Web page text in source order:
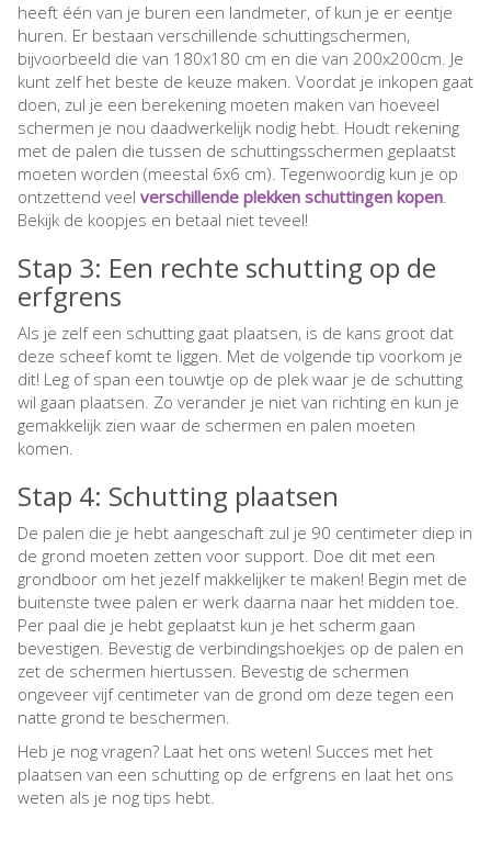
heeft één van je buren een landmeter, of kun je er eentje
huren. Er bestaan verschillende schuttingschermen,
bijvoorbeeld die van 180x180 cm en die van 200x200cm. Je
kunt zelf het beste de keuze maken. Voordat je inkopen gaat
doen, zul je een berekening moeten maken van hoeveel
schermen je nou daadwerkelijk nodig hebt. Houdt rekening
met de palen die tussen de schuttingsschermen geplaatst
moeten worden (meestal 6x6 cm). Tegenwoordig kun je op
ontzettend veel verschillende plekken schuttingen kopen
Bekijk de koopjes en betaal niet teveel!
Stap 3: Een rechte schutting op de
erfgrens
Als je zelf een schutting gaat plaatsen, is de kans groot dat
deze scheef komt te liggen. Met de volgende tip voorkom je
dit! Leg of span een touwtje op de plek waar je de schutting
wil gaan plaatsen. Zo verander je niet van richting en kun je
gemakkelijk zien waar de schermen en palen moeten
komen.
Stap 4: Schutting plaatsen
De palen die je hebt aangeschaft zul je 90 centimeter diep in
de grond moeten zetten voor support. Doe dit met een
grondboor om het jezelf makkelijker te maken! Begin met de
buitenste twee palen er werk daarna naar het midden toe.
Per paal die je hebt geplaatst kun je het scherm gaan
bevestigen. Bevestig de verbindingshoekjes op de palen en
zet de schermen hiertussen. Bevestig de schermen
ongeveer vijf centimeter van de grond om deze tegen een
natte grond te beschermen.
Heb je nog vragen? Laat het ons weten! Succes met het
plaatsen van een schutting op de erfgrens en laat het ons
weten als je nog tips hebt.